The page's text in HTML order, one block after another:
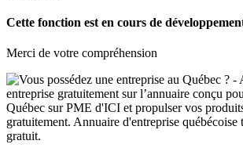
Cette fonction est en cours de
Merci de votre compréhension